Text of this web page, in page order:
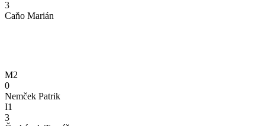
3
Caňo Marián
M2
0
Nemček Patrik
I1
3